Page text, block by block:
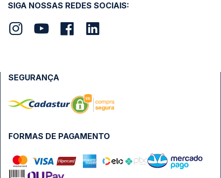
SIGA NOSSAS REDES SOCIAIS:
FORMAS DE PAGAMENTO
SEGURANÇA